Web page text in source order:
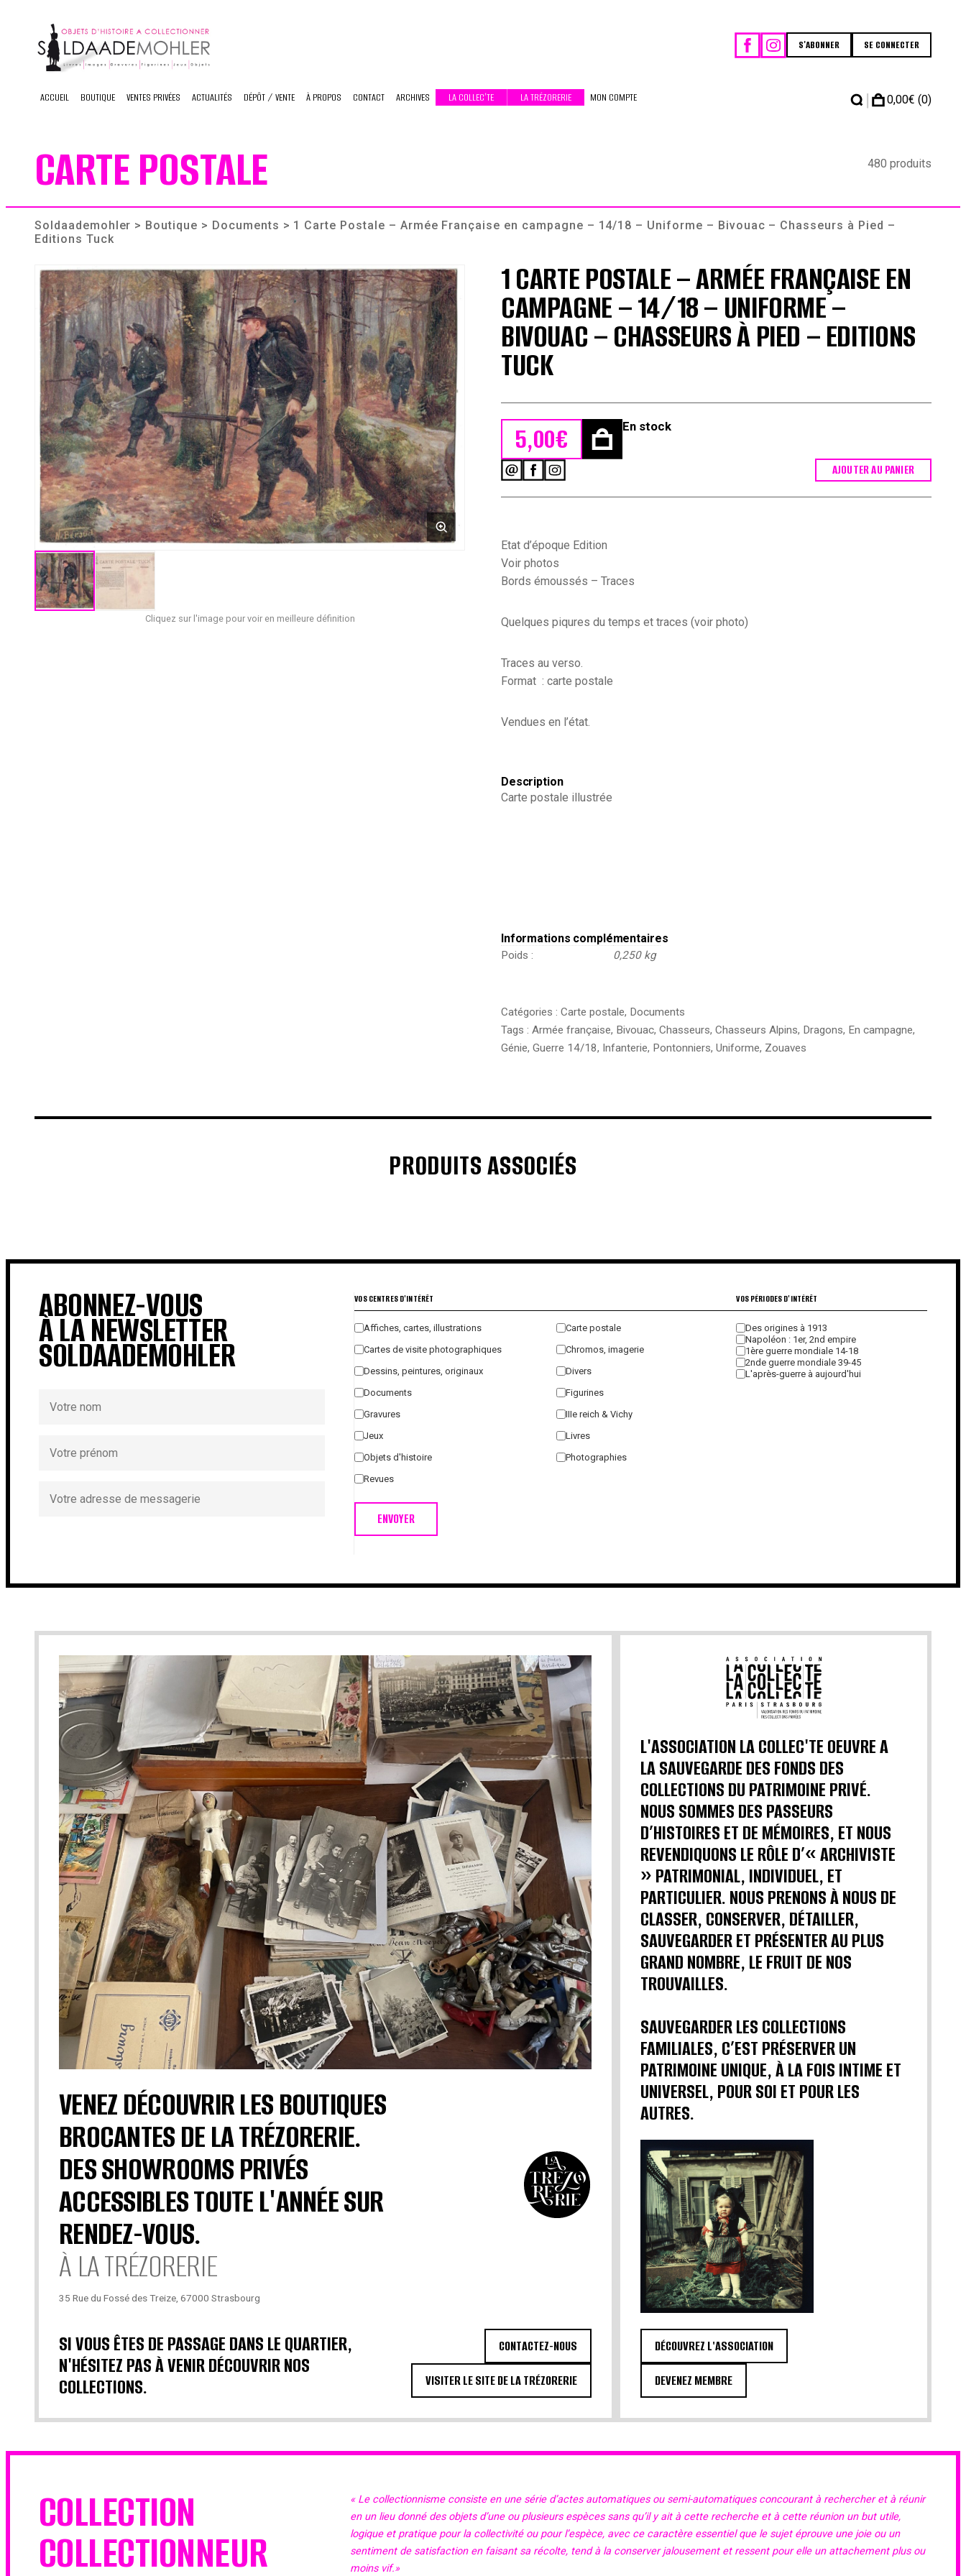
content
S'ABONNER SE CONNECTER
ACCUEIL BOUTIQUE VENTES PRIVÉES ACTUALITÉS DÉPÔT / VENTE À PROPOS CONTACT ARCHIVES LA COLLEC’TE LA TRÉZORERIE MON COMPTE | 0,00€ (0)
CARTE POSTALE 480 produits
Soldaademohler > Boutique > Documents > 1 Carte Postale – Armée Française en campagne – 14/18 – Uniforme – Bivouac – Chasseurs à Pied –
Editions Tuck
Cliquez sur l'image pour voir en meilleure définition
1 CARTE POSTALE – ARMÉE FRANÇAISE EN
CAMPAGNE – 14/18 – UNIFORME –
BIVOUAC – CHASSEURS À PIED – EDITIONS
TUCK
5,00€ En stock
-
en
14/18
-
Bivouac
à
AJOUTER AU PANIER
Etat d’époque Edition
Voir photos
Bords émoussés – Traces
Quelques piqures du temps et traces (voir photo)
Traces au verso.
Format : carte postale
Vendues en l’état.
Description
Carte postale illustrée
Informations complémentaires
Poids 0,250 kg
Catégories : Carte postale, Documents
Tags : Armée française, Bivouac, Chasseurs, Chasseurs Alpins, Dragons, En campagne,
Génie, Guerre 14/18, Infanterie, Pontonniers, Uniforme, Zouaves
PRODUITS ASSOCIÉS
ABONNEZ-VOUS
À LA NEWSLETTER
SOLDAADEMOHLER
VOS CENTRES D'INTÉRÊT
Affiches, cartes, illustrations
Carte postale
Cartes de visite photographiques
Chromos, imagerie
Dessins, peintures, originaux
Divers
Documents
Figurines
Gravures
IIIe reich & Vichy
Jeux
Livres
Objets d'histoire
Photographies
Revues
ENVOYER
VOS PÉRIODES D'INTÉRÊT
Des origines à 1913
Napoléon : 1er, 2nd empire
1ère guerre mondiale 14-18
2nde guerre mondiale 39-45
L'après-guerre à aujourd'hui
VENEZ DÉCOUVRIR LES BOUTIQUES
BROCANTES DE LA TRÉZORERIE.
DES SHOWROOMS PRIVÉS
ACCESSIBLES TOUTE L'ANNÉE SUR
RENDEZ-VOUS.
À LA TRÉZORERIE
35 Rue du Fossé des Treize, 67000 Strasbourg
SI VOUS ÊTES DE PASSAGE DANS LE QUARTIER,
N'HÉSITEZ PAS À VENIR DÉCOUVRIR NOS
COLLECTIONS.
CONTACTEZ-NOUS
VISITER LE SITE DE LA TRÉZORERIE
L'ASSOCIATION LA COLLEC'TE OEUVRE A
LA SAUVEGARDE DES FONDS DES
COLLECTIONS DU PATRIMOINE PRIVÉ.
NOUS SOMMES DES PASSEURS
D’HISTOIRES ET DE MÉMOIRES, ET NOUS
REVENDIQUONS LE RÔLE D’« ARCHIVISTE
» PATRIMONIAL, INDIVIDUEL, ET
PARTICULIER. NOUS PRENONS À NOUS DE
CLASSER, CONSERVER, DÉTAILLER,
SAUVEGARDER ET PRÉSENTER AU PLUS
GRAND NOMBRE, LE FRUIT DE NOS
TROUVAILLES.
SAUVEGARDER LES COLLECTIONS
FAMILIALES, C’EST PRÉSERVER UN
PATRIMOINE UNIQUE, À LA FOIS INTIME ET
UNIVERSEL, POUR SOI ET POUR LES
AUTRES.
DÉCOUVREZ L'ASSOCIATION
DEVENEZ MEMBRE
COLLECTION
COLLECTIONNEUR
« Le collectionnisme consiste en une série d’actes automatiques ou semi-automatiques concourant à rechercher et à réunir
en un lieu donné des objets d’une ou plusieurs espèces sans qu’il y ait à cette recherche et à cette réunion un but utile,
logique et pratique pour la collectivité ou pour l’espèce, avec ce caractère essentiel que le sujet éprouve une joie ou un
sentiment de satisfaction en faisant sa récolte, tend à la conserver jalousement et ressent pour elle un attachement plus ou
moins vif.»